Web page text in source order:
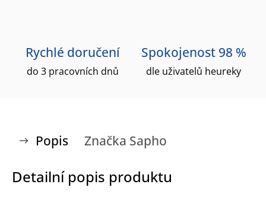
Rychlé doručení
do 3 pracovních dnů
Spokojenost 98 %
dle uživatelů heureky
Popis Značka Sapho
Detailní popis produktu